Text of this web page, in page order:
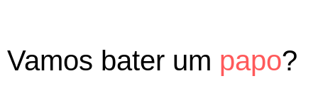
Vamos bater um papo?